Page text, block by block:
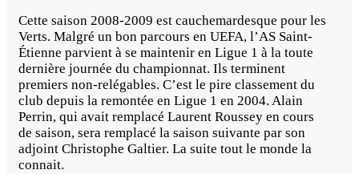
Cette saison 2008-2009 est cauchemardesque pour les
Verts. Malgré un bon parcours en UEFA, l’AS Saint-
Étienne parvient à se maintenir en Ligue 1 à la toute
dernière journée du championnat. Ils terminent
premiers non-relégables. C’est le pire classement du
club depuis la remontée en Ligue 1 en 2004. Alain
Perrin, qui avait remplacé Laurent Roussey en cours
de saison, sera remplacé la saison suivante par son
adjoint Christophe Galtier. La suite tout le monde la
connait.